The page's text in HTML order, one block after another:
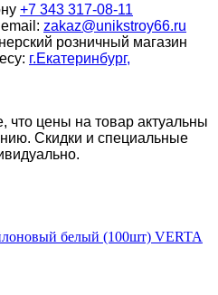
+7 343 317-08-11
zakaz@unikstroy66.ru
розничный магазин
г.Екатеринбург,
цены на товар актуальны
Скидки и специальные
белый (100шт) VERTA